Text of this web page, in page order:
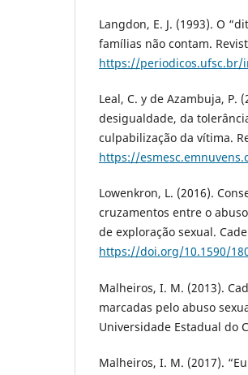
Langdon, E. J. (1993). O
famílias não contam.
https://periodicos.ufsc.br/
Leal, C. y de Azambuja, P.
desigualdade, da
culpabilização da vítima.
https://
Lowenkron, L. (2016).
cruzamentos entre o
de exploração sexual.
https://doi.org/10.1590/
Malheiros, I. M. (2013).
marcadas pelo abuso
Universidade Estadual do
Malheiros, I. M. (2017).